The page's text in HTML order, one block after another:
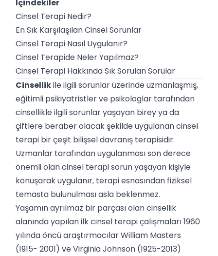
İçindekiler
Cinsel Terapi Nedir?
En Sık Karşılaşılan Cinsel Sorunlar
Cinsel Terapi Nasıl Uygulanır?
Cinsel Terapide Neler Yapılmaz?
Cinsel Terapi Hakkında Sık Sorulan Sorular
Cinsellikile ilgili sorunlar üzerinde uzmanlaşmış,
eğitimli psikiyatristler ve psikologlar tarafından
cinsellikle ilgili sorunlar yaşayan birey ya da
çiftlere beraber olacak şekilde uygulanan cinsel
terapi bir çeşit bilişsel davranış terapisidir.
Uzmanlar tarafından uygulanması son derece
önemli olan cinsel terapi sorun yaşayan kişiyle
konuşarak uygulanır, terapi esnasından fiziksel
temasta bulunulması asla beklenmez.
Yaşamın ayrılmaz bir parçası olan cinsellik
alanında yapılan ilk cinsel terapi çalışmaları 1960
yılında öncü araştırmacılar William Masters
(1915- 2001) ve Virginia Johnson (1925-2013)